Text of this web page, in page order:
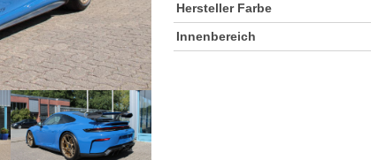
Hersteller Farbe
Innenbereich